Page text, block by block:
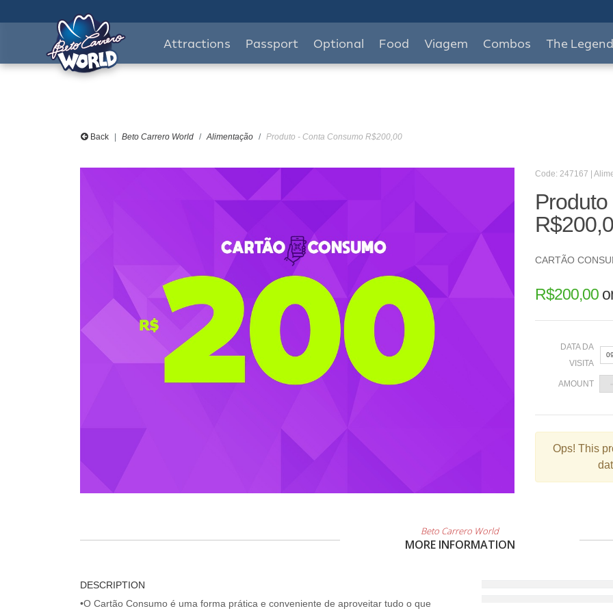
Attractions Passport Optional Food Viagem Combos The Legend
Back Beto Carrero World Alimentação Produto - Conta Consumo R$200,00
Code: 247167 |
CARTÃO
R$200,00
DATA DA
VISITA
2
9
AMOUNT
Ops! This
Beto Carrero World
MORE INFORMATION
DESCRIPTION
•O Cartão Consumo é uma forma prática e conveniente de aproveitar tudo o que